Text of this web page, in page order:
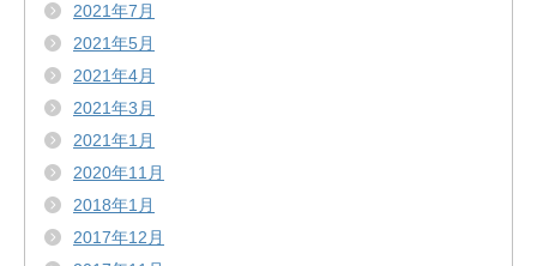
2021年7月
2021年5月
2021年4月
2021年3月
2021年1月
2020年11月
2018年1月
2017年12月